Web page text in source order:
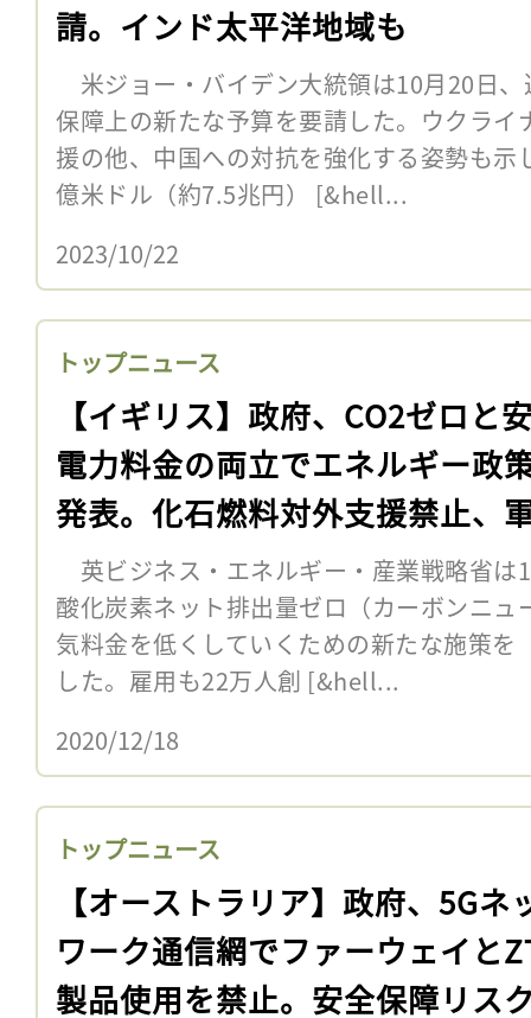
請。インド太平洋地域も
米ジョー・バイデン大統領は10月20日
保障上の新たな予算を要請した。ウクライ
援の他、中国への対抗を強化する姿勢も
億米ドル（約7.5兆円） [&hell...
2023/10/22
トップニュース
【イギリス】政府、CO2ゼロと
電力料金の両立でエネルギー政
発表。化石燃料対外支援禁止、
でのSAF使用も
英ビジネス・エネルギー・産業戦略省は
酸化炭素ネット排出量ゼロ（カーボンニュ
気料金を低くしていくための新たな施策を
した。雇用も22万人創 [&hell...
2020/12/18
トップニュース
【オーストラリア】政府、5Gネ
ワーク通信網でファーウェイと
製品使用を禁止。安全保障リス